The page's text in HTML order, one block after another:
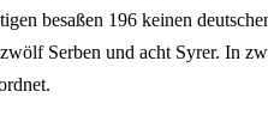
besaßen 196 keinen
Serben und acht Syrer. In